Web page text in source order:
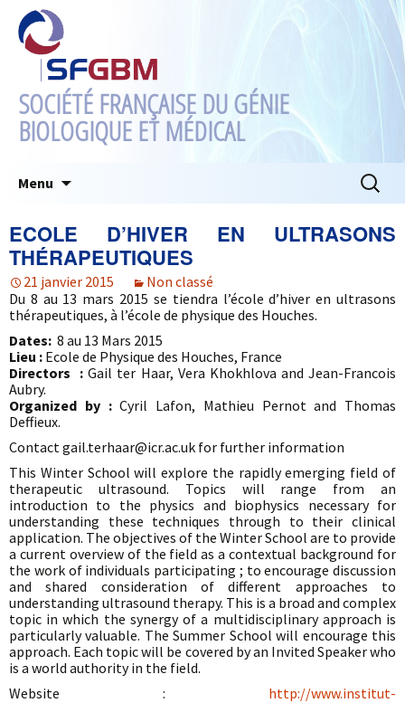
SOCIÉTÉ FRANÇAISE DU GÉNIE
BIOLOGIQUE ET MÉDICAL
Menu
ECOLE D’HIVER EN ULTRASONS
THÉRAPEUTIQUES
21 janvier 2015
Non classé
Du 8 au 13 mars 2015 se tiendra l’école d’hiver en ultrasons
thérapeutiques, à l’école de physique des Houches.
Dates: 8 au 13 Mars 2015
Lieu : Ecole de Physique des Houches, France
Directors : Gail ter Haar, Vera Khokhlova and Jean-Francois
Aubry.
Organized by :Cyril Lafon, Mathieu Pernot and Thomas
Deffieux.
Contact gail.terhaar@icr.ac.uk for further information
This Winter School will explore the rapidly emerging field of
therapeutic ultrasound. Topics will range from an
introduction to the physics and biophysics necessary for
understanding these techniques through to their clinical
application. The objectives of the Winter School are to provide
a current overview of the field as a contextual background for
the work of individuals participating ; to encourage discussion
and shared consideration of different approaches to
understanding ultrasound therapy. This is a broad and complex
topic in which the synergy of a multidisciplinary approach is
particularly valuable. The Summer School will encourage this
approach. Each topic will be covered by an Invited Speaker who
is a world authority in the field.
Website : http://www.institut-